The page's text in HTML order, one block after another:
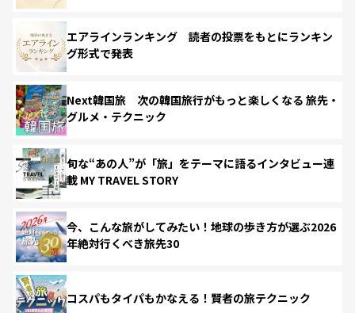
エアラインランキング 読者の投票をもとにランキン
グ形式で発表
Next韓国旅 次の韓国旅行がもっと楽しくなる 旅先・
グルメ・テクニック
旬な“あの人”が「旅」をテーマに語るインタビュー連
載 MY TRAVEL STORY
今、こんな旅がしてみたい！地球の歩き方が選ぶ2026
年絶対行くべき旅先30
コスパもタイパもかなえる！賢者の旅テクニック